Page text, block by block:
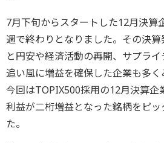
7月下旬からスタートした12月決算
週で終わりとなりました。その決
と円安や経済活動の再開、サプラ
追い風に増益を確保した企業も多
今回はTOPIX500採用の12月決算企
利益が二桁増益となった銘柄をピ
た。